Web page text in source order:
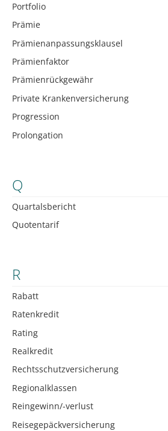
Portfolio
Prämie
Prämienanpassungsklausel
Prämienfaktor
Prämienrückgewähr
Private Krankenversicherung
Progression
Prolongation
Q
Quartalsbericht
Quotentarif
R
Rabatt
Ratenkredit
Rating
Realkredit
Rechtsschutzversicherung
Regionalklassen
Reingewinn/-verlust
Reisegepäckversicherung